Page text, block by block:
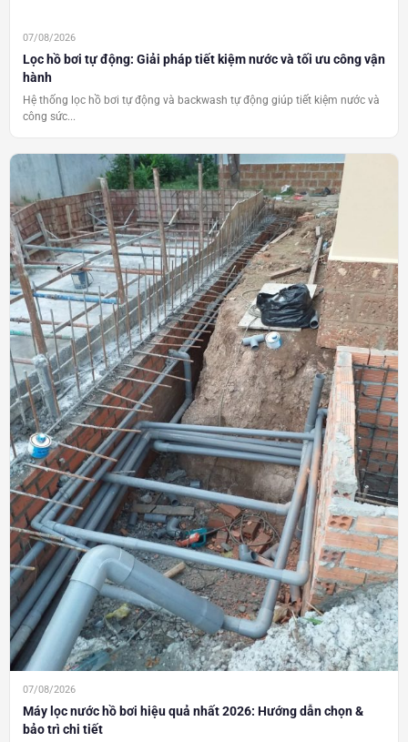
07/08/2026
Lọc hồ bơi tự động: Giải pháp tiết kiệm nước và tối ưu công vận
hành
Hệ thống lọc hồ bơi tự động và backwash tự động giúp tiết kiệm nước và
công sức...
07/08/2026
Máy lọc nước hồ bơi hiệu quả nhất 2026: Hướng dẫn chọn &
bảo trì chi tiết